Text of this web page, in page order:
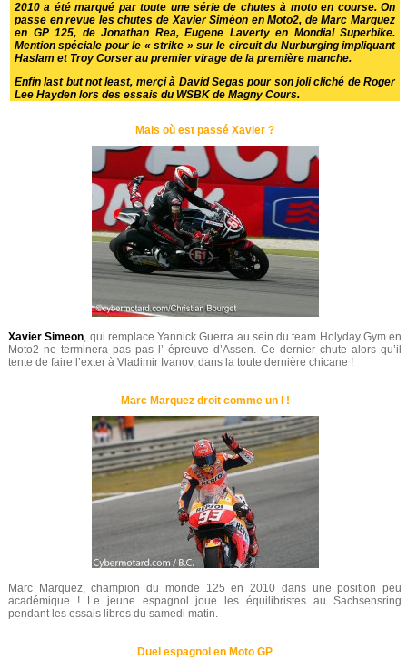
2010 a été marqué par toute une série de chutes à moto en course. On
passe en revue les chutes de Xavier Siméon en Moto2, de Marc Marquez
en GP 125, de Jonathan Rea, Eugene Laverty en Mondial Superbike.
Mention spéciale pour le « strike » sur le circuit du Nurburging impliquant
Haslam et Troy Corser au premier virage de la première manche.
Enfin last but not least, merçi à David Segas pour son joli cliché de Roger
Lee Hayden lors des essais du WSBK de Magny Cours.
Mais où est passé Xavier ?
Xavier Simeon, qui remplace Yannick Guerra au sein du team Holyday Gym en
Moto2 ne terminera pas pas l’ épreuve d’Assen. Ce dernier chute alors qu’il
tente de faire l’exter à Vladimir Ivanov, dans la toute dernière chicane !
Marc Marquez droit comme un I !
Marc Marquez, champion du monde 125 en 2010 dans une position peu
académique ! Le jeune espagnol joue les équilibristes au Sachsensring
pendant les essais libres du samedi matin.
Duel espagnol en Moto GP